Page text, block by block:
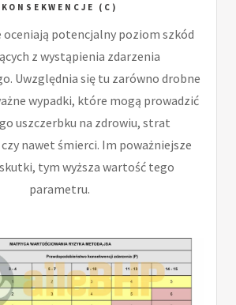
KONSEKWENCJE (C)
oceniają potencjalny poziom szkód
z wystąpienia zdarzenia
Uwzględnia się tu zarówno drobne
wypadki, które mogą prowadzić
uszczerbku na zdrowiu, strat
nawet śmierci. Im poważniejsze
tym wyższa wartość tego
parametru.